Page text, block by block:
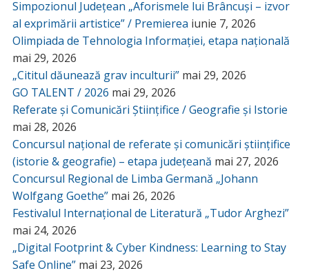
Simpozionul Județean „Aforismele lui Brâncuși – izvor
al exprimării artistice” / Premierea iunie 7, 2026
Olimpiada de Tehnologia Informației, etapa națională
mai 29, 2026
„Cititul dăunează grav inculturii” mai 29, 2026
GO TALENT / 2026 mai 29, 2026
Referate și Comunicări Științifice / Geografie și Istorie
mai 28, 2026
Concursul național de referate și comunicări științifice
(istorie & geografie) – etapa județeană mai 27, 2026
Concursul Regional de Limba Germană „Johann
Wolfgang Goethe” mai 26, 2026
Festivalul Internațional de Literatură „Tudor Arghezi”
mai 24, 2026
„Digital Footprint & Cyber Kindness: Learning to Stay
Safe Online” mai 23, 2026